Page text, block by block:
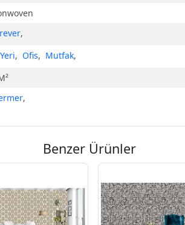
,
, Ofis, Mutfak,
,
Benzer Ürünler